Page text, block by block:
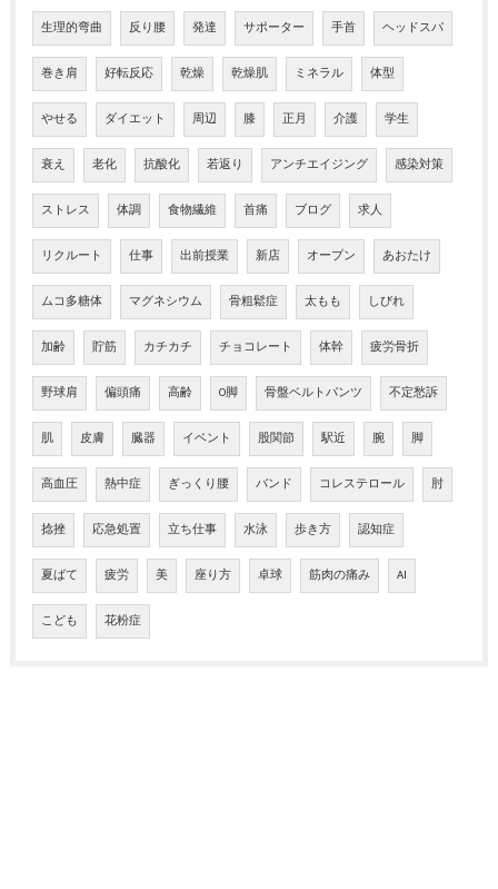
生理的弯曲 反り腰 発達 サポーター 手首 ヘッドスパ
巻き肩 好転反応 乾燥 乾燥肌 ミネラル 体型
やせる ダイエット 周辺 膝 正月 介護 学生
衰え 老化 抗酸化 若返り アンチエイジング 感染対策
ストレス 体調 食物繊維 首痛 ブログ 求人
リクルート 仕事 出前授業 新店 オープン あおたけ
ムコ多糖体 マグネシウム 骨粗鬆症 太もも しびれ
加齢 貯筋 カチカチ チョコレート 体幹 疲労骨折
野球肩 偏頭痛 高齢 O脚 骨盤ベルトパンツ 不定愁訴
肌 皮膚 臓器 イベント 股関節 駅近 腕 脚
高血圧 熱中症 ぎっくり腰 バンド コレステロール 肘
捻挫 応急処置 立ち仕事 水泳 歩き方 認知症
夏ばて 疲労 美 座り方 卓球 筋肉の痛み AI
こども 花粉症